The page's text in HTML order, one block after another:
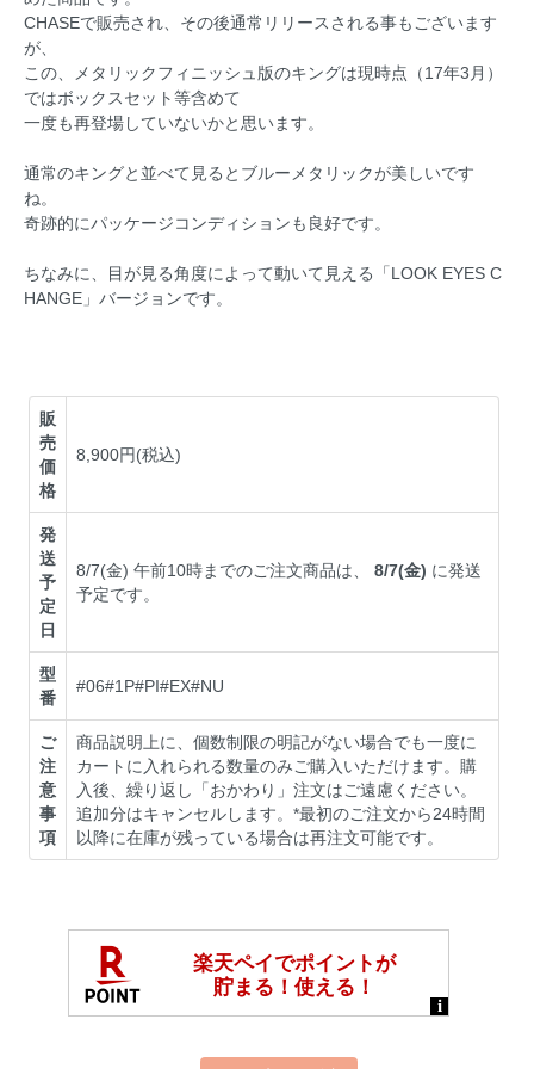
CHASEで販売され、その後通常リリースされる事もございます
が、
この、メタリックフィニッシュ版のキングは現時点（17年3月）
ではボックスセット等含めて
一度も再登場していないかと思います。
通常のキングと並べて見るとブルーメタリックが美しいです
ね。
奇跡的にパッケージコンディションも良好です。
ちなみに、目が見る角度によって動いて見える「LOOK EYES C
HANGE」バージョンです。
販
売
価
格
8,900円(税込)
発
送
予
定
日
8/7(金) 午前10時までのご注文商品は、8/7(金) に発送
予定です。
型
番
#06#1P#PI#EX#NU
ご
注
意
事
項
商品説明上に、個数制限の明記がない場合でも一度に
カートに入れられる数量のみご購入いただけます。購
入後、繰り返し「おかわり」注文はご遠慮ください。
追加分はキャンセルします。*最初のご注文から24時間
以降に在庫が残っている場合は再注文可能です。